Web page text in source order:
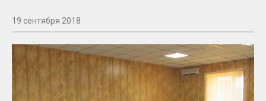
19 сентября 2018